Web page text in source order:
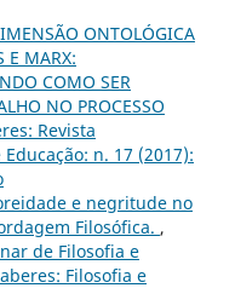
ONTOLÓGICA
E MARX:
COMO SER
NO PROCESSO
Revista
n. 17 (2017):
e negritude no
Filosófica. ,
de Filosofia e
Filosofia e